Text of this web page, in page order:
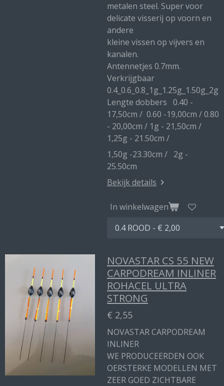
metalen steel. Super voor
delicate visserij op voorn en
andere
kleine vissen op vijvers en
kanalen.
Antennetjes 0.7mm.
Verkrijgbaar
0.4_0.6_0.8_1g_1.25g_1.50g_2g
Lengte dobbers 0.40 -
17,50cm / 0.60 -19,00cm / 0.80
- 20,00cm / 1g - 21,50cm /
1,25g - 21.50cm /
1,50g -23.30cm / 2g -
25.50cm
Bekijk details
In winkelwagen
NOVASTAR CS 55 NEW
CARPODREAM INLINER
ROHACEL ULTRA
STRONG
€ 2,55
NOVASTAR CARPODREAM
INLINER
WE PRODUCEERDEN OOK
OERSTERKE MODELLEN MET
ZEER GOED ZICHTBARE